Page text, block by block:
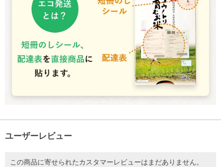
ユーザーレビュー
この商品に寄せられたカスタマーレビューはまだありません。